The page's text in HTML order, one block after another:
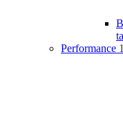
Performance